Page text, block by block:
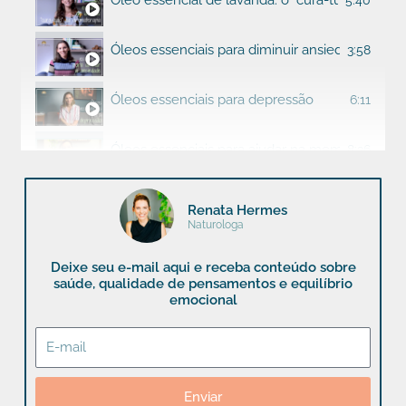
Óleos essenciais para diminuir ansiedade
3:58
Óleos essenciais para depressão 6:11
Óleos essenciais para alegria e leveza
Renata Hermes
Naturologa
Deixe seu e-mail aqui e receba conteúdo sobre
saúde, qualidade de pensamentos e equilíbrio
emocional
E-
mail
Enviar